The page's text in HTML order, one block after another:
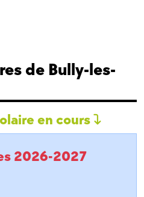
de Bully-les-
en cours
2026-2027